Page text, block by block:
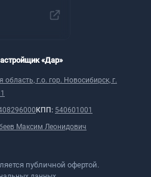
«Дар»
г.о. гор. Новосибирск, г.
КПП: 540601001
Максим Леонидович
публичной офертой.